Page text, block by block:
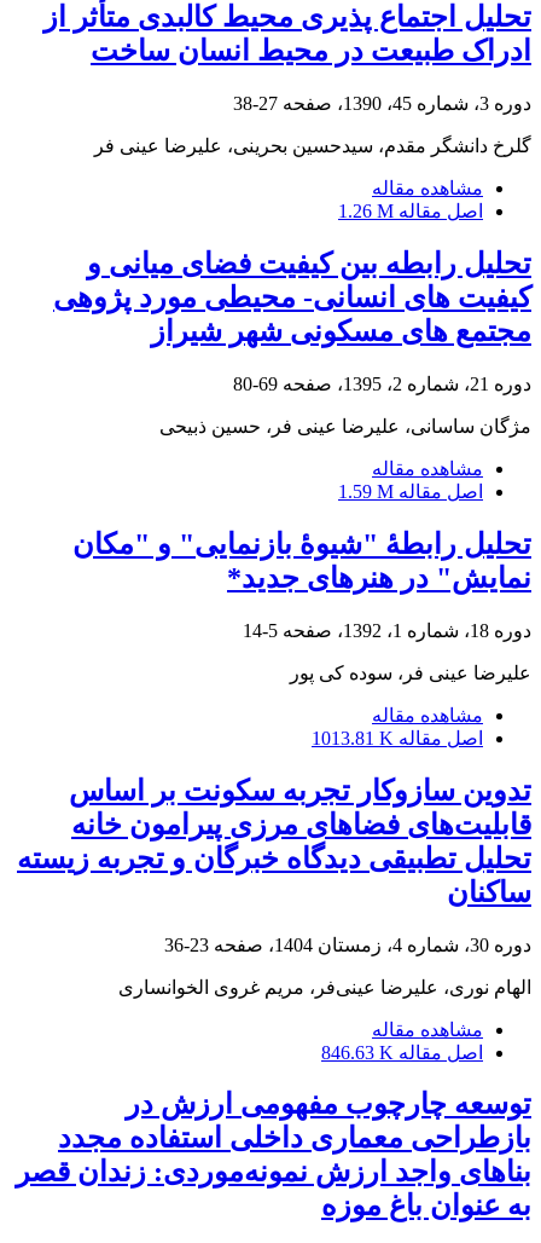
تحلیل اجتماع پذیری محیط کالبدی متأثر از
ادراک طبیعت در محیط انسان ساخت
دوره 3، شماره 45، 1390، صفحه 27-38
گلرخ دانشگر مقدم، سیدحسین بحرینی، علیرضا عینی فر
مشاهده مقاله
اصل مقاله 1.26 M
تحلیل رابطه بین کیفیت فضای میانی و
کیفیت های انسانی- محیطی مورد پژوهی
مجتمع های مسکونی شهر شیراز
دوره 21، شماره 2، 1395، صفحه 69-80
مژگان ساسانی، علیرضا عینی فر، حسین ذبیحی
مشاهده مقاله
اصل مقاله 1.59 M
تحلیل رابطۀ "شیوۀ بازنمایی" و "مکان
نمایش" در هنرهای جدید*
دوره 18، شماره 1، 1392، صفحه 5-14
علیرضا عینی فر، سوده کی پور
مشاهده مقاله
اصل مقاله 1013.81 K
تدوین سازوکار تجربه‌ سکونت بر اساس
قابلیت‌های فضاهای مرزی پیرامون خانه
تحلیل تطبیقی دیدگاه خبرگان و تجربه‌ زیسته‌
ساکنان
دوره 30، شماره 4، زمستان 1404، صفحه 23-36
الهام نوری، علیرضا عینی‌فر، مریم غروی الخوانساری
مشاهده مقاله
اصل مقاله 846.63 K
توسعه چارچوب مفهومی ارزش در
بازطراحی معماری داخلی استفاده مجدد
بناهای واجد ارزش نمونه‌موردی: زندان قصر
به عنوان باغ موزه